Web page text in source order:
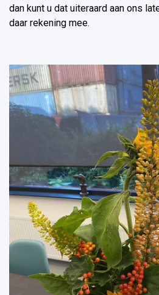
dan kunt u dat uiteraard aan ons
daar rekening mee.